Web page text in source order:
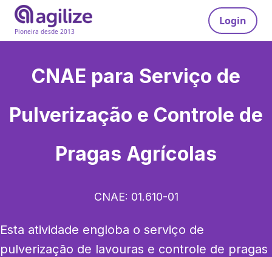
Pioneira desde 2013
Login
CNAE para Serviço de
Pulverização e Controle de
Pragas Agrícolas
CNAE: 01.610-01
Esta atividade engloba o serviço de
pulverização de lavouras e controle de pragas